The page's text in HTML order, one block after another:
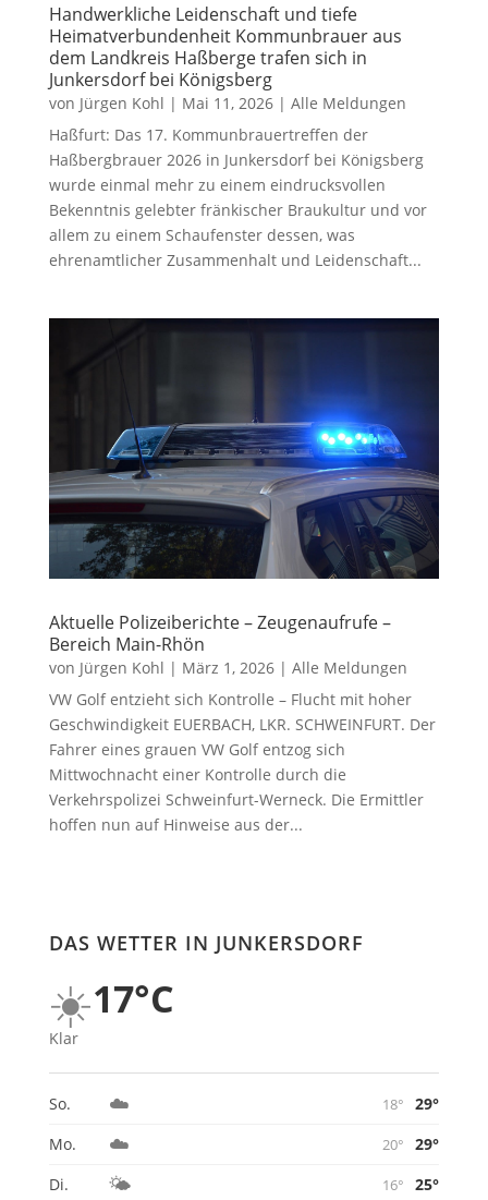
Handwerkliche Leidenschaft und tiefe
Heimatverbundenheit Kommunbrauer aus
dem Landkreis Haßberge trafen sich in
Junkersdorf bei Königsberg
von Jürgen Kohl | Mai 11, 2026| Alle Meldungen
Haßfurt: Das 17. Kommunbrauertreffen der
Haßbergbrauer 2026 in Junkersdorf bei Königsberg
wurde einmal mehr zu einem eindrucksvollen
Bekenntnis gelebter fränkischer Braukultur und vor
allem zu einem Schaufenster dessen, was
ehrenamtlicher Zusammenhalt und Leidenschaft...
Aktuelle Polizeiberichte – Zeugenaufrufe –
Bereich Main-Rhön
von Jürgen Kohl | März 1, 2026| Alle Meldungen
VW Golf entzieht sich Kontrolle – Flucht mit hoher
Geschwindigkeit EUERBACH, LKR. SCHWEINFURT. Der
Fahrer eines grauen VW Golf entzog sich
Mittwochnacht einer Kontrolle durch die
Verkehrspolizei Schweinfurt-Werneck. Die Ermittler
hoffen nun auf Hinweise aus der...
DAS WETTER IN JUNKERSDORF
☀️17°C
Klar
So. ☁️ 18°
29°
Mo.
☁️ 20°
29°
Di.
🌤️ 16° 25°